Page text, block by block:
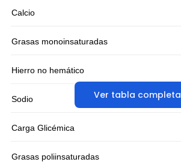
Ver tabla completa
Calcio
Grasas monoinsaturadas
Hierro no hemático
Sodio
Carga Glicémica
Grasas poliinsaturadas